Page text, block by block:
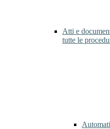
Atti e
tutte le